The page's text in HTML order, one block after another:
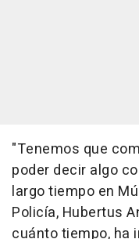
"Tenemos que
poder decir algo
largo tiempo en
Policía, Hubertus
cuánto tiempo, ha